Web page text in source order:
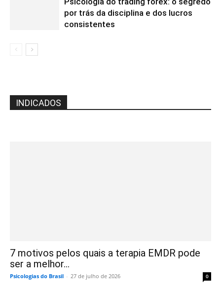
por trás da disciplina e dos lucros
consistentes
INDICADOS
7 motivos pelos quais a terapia EMDR pode
ser a melhor...
Psicologias do Brasil - 27 de julho de 2026 0